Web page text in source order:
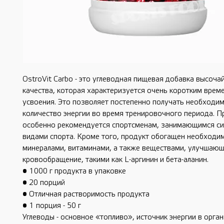
OstroVit Carbo - это углеводная пищевая добавка
качества, которая характеризуется очень коротким
усвоения. Это позволяет постепенно получать
количество энергии во время тренировочного периода.
особенно рекомендуется спортсменам, занимающимся
видами спорта. Кроме того, продукт обогащен
минералами, витаминами, а также веществами,
кровообращение, такими как L-аргинин и бета-аланин.
• 1000 г продукта в упаковке
• 20 порций
• Отличная растворимость продукта
• 1 порция - 50 г
Углеводы - основное «топливо», источник энергии в